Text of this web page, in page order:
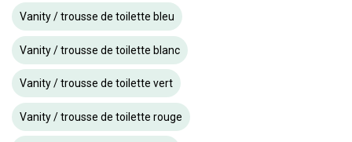
Vanity / trousse de toilette bleu
Vanity / trousse de toilette blanc
Vanity / trousse de toilette vert
Vanity / trousse de toilette rouge